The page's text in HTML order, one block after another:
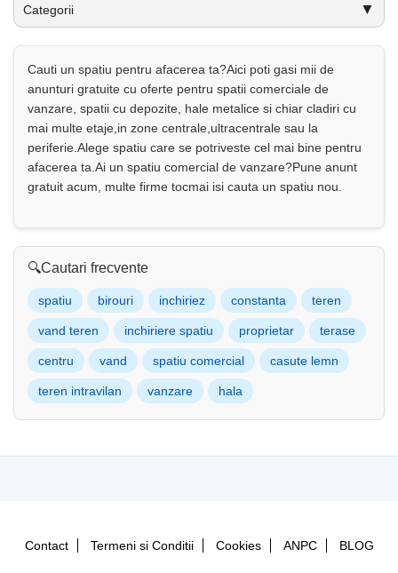
Categorii ▼
Cauti un spatiu pentru afacerea ta?Aici poti gasi mii de
anunturi gratuite cu oferte pentru spatii comerciale de
vanzare, spatii cu depozite, hale metalice si chiar cladiri cu
mai multe etaje,in zone centrale,ultracentrale sau la
periferie.Alege spatiu care se potriveste cel mai bine pentru
afacerea ta.Ai un spatiu comercial de vanzare?Pune anunt
gratuit acum, multe firme tocmai isi cauta un spatiu nou.
🔍Cautari frecvente
spatiu birouri inchiriez constanta teren
vand teren inchiriere spatiu proprietar terase
centru vand spatiu comercial casute lemn
teren intravilan vanzare hala
Contact Termeni si Conditii Cookies ANPC BLOG